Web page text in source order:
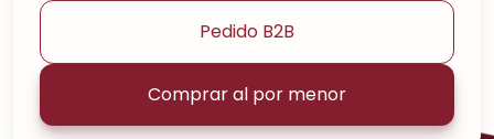
Pedido B2B
Comprar al por menor